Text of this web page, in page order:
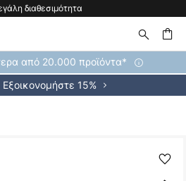
διαθεσιμότητα
από 20.000 προϊόντα*
Εξοικονομήστε 15%